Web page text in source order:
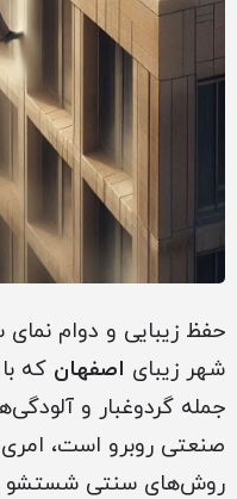
حفظ زیبایی و دوام
شهر زیبای اصفهان که
جمله گردوغبار و
صنعتی روبرو است،
روش‌های سنتی شستشو